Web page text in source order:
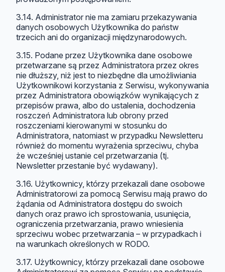
3.14. Administrator nie ma zamiaru przekazywania
danych osobowych Użytkownika do państw
trzecich ani do organizacji międzynarodowych.
3.15. Podane przez Użytkownika dane osobowe
przetwarzane są przez Administratora przez okres
nie dłuższy, niż jest to niezbędne dla umożliwiania
Użytkownikowi korzystania z Serwisu, wykonywania
przez Administratora obowiązków wynikających z
przepisów prawa, albo do ustalenia, dochodzenia
roszczeń Administratora lub obrony przed
roszczeniami kierowanymi w stosunku do
Administratora, natomiast w przypadku Newsletteru
również do momentu wyrażenia sprzeciwu, chyba
że wcześniej ustanie cel przetwarzania (tj.
Newsletter przestanie być wydawany).
3.16. Użytkownicy, którzy przekazali dane osobowe
Administratorowi za pomocą Serwisu mają prawo do
żądania od Administratora dostępu do swoich
danych oraz prawo ich sprostowania, usunięcia,
ograniczenia przetwarzania, prawo wniesienia
sprzeciwu wobec przetwarzania – w przypadkach i
na warunkach określonych w RODO.
3.17. Użytkownicy, którzy przekazali dane osobowe